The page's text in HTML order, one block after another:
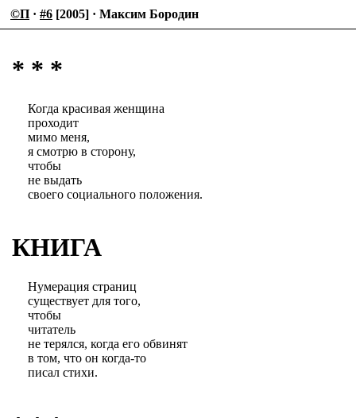
©П · #6 [2005] · Максим Бородин
* * *
Когда красивая женщина
проходит
мимо меня,
я смотрю в сторону,
чтобы
не выдать
своего социального положения.
КНИГА
Нумерация страниц
существует для того,
чтобы
читатель
не терялся, когда его обвинят
в том, что он когда-то
писал стихи.